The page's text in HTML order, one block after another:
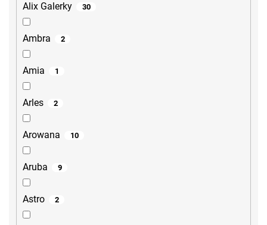
Alix Galerky 30
Ambra 2
Amia 1
Arles 2
Arowana 10
Aruba 9
Astro 2